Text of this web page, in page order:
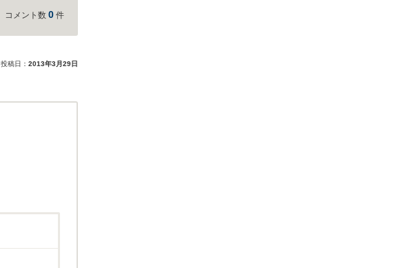
コメント数 0 件
投稿日： 2013年3月29日